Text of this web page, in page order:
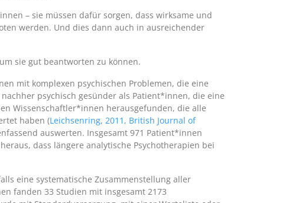
– sie müssen dafür sorgen, dass wirksame und
werden. Und dies dann auch in ausreichender
sie gut beantworten zu können.
mit komplexen psychischen Problemen, die eine
psychisch gesünder als Patient*innen, die eine
Wissenschaftler*innen herausgefunden, die alle
haben (Leichsenring, 2011, British Journal of
auswerten. Insgesamt 971 Patient*innen
dass längere analytische Psychotherapien bei
eine systematische Zusammenstellung aller
fanden 33 Studien mit insgesamt 2173